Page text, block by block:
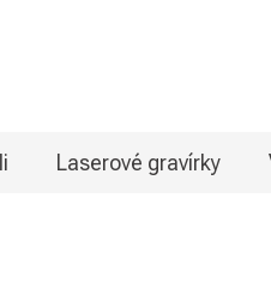
Laserové gravírky